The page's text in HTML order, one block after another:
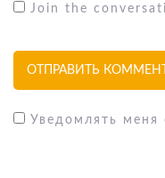
Join the
Уведомлять меня